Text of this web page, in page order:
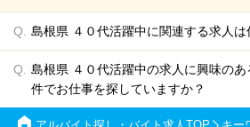
島根県 ４０代活躍中に関連する求人は
島根県 ４０代活躍中の求人に興味の
件でお仕事を探していますか？